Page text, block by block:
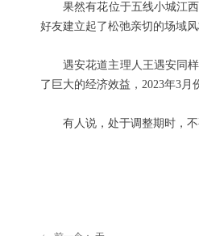
果然有花位于五线小城江
好友建立起了松弛亲切的场域风
遇安花道主理人王遇安同
了巨大的经济效益，2023年3月
有人说，处于调整期时，